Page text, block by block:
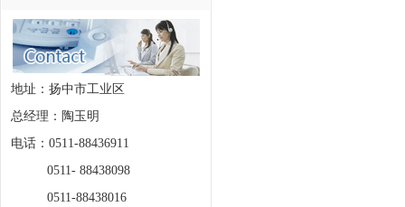
地址：扬中市工业区
总经理：陶玉明
电话：0511-88436911
0511- 88438098
0511-88438016